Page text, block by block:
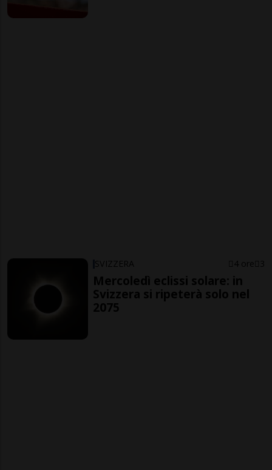
SVIZZERA 4 ore 3
Mercoledì eclissi solare: in
Svizzera si ripeterà solo nel
2075